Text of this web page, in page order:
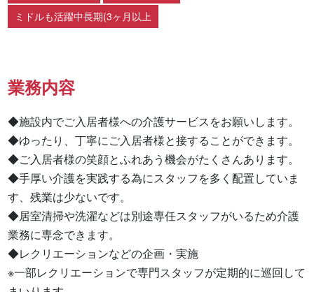
ミドルも活躍中長期(3ヶ月以上
業務内容
◆施設内でご入居者様への介護サービスをお願いします。
◆ゆったり、丁寧にご入居者様と接することができます。
◆ご入居者様の笑顔とふれあう機会がたくさんあります。
◆手厚い介護を実践する為にスタッフを多く配置していま
す、残業は少ないです。
◆居室清掃や洗濯などは別途専任スタッフがいるため介護
業務に専念できます。
◆レクリエーションなどの企画・実施
※一部レクリエーションで専門スタッフが定期的に巡回して